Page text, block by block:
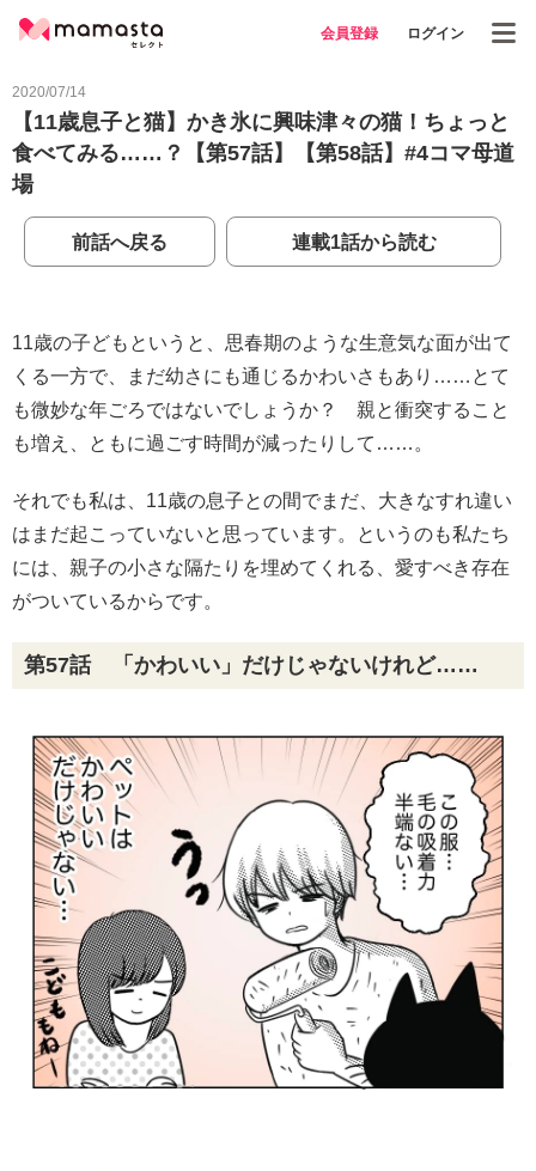
会員登録 ログイン
2020/07/14
【11歳息子と猫】かき氷に興味津々の猫！ちょっと
食べてみる……？【第57話】【第58話】#4コマ母道
場
前話へ戻る 連載1話から読む
11歳の子どもというと、思春期のような生意気な面が出て
くる一方で、まだ幼さにも通じるかわいさもあり……とて
も微妙な年ごろではないでしょうか？ 親と衝突すること
も増え、ともに過ごす時間が減ったりして……。
それでも私は、11歳の息子との間でまだ、大きなすれ違い
はまだ起こっていないと思っています。というのも私たち
には、親子の小さな隔たりを埋めてくれる、愛すべき存在
がついているからです。
第57話 「かわいい」だけじゃないけれど……